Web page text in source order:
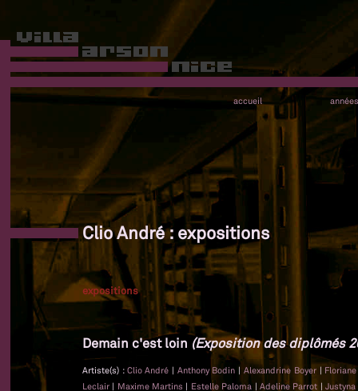
accueil années
Clio André : expositions
expositions
Demain c'est loin (Exposition des diplômés
Artiste(s) : Clio André | Anthony Bodin | Alexandrine Boyer |
Leclair | Maxime Martins | Estelle Paloma | Adeline Parrot |